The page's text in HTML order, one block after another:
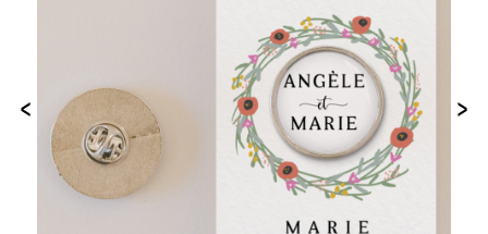
‹ ›